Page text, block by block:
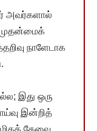
அவர்களால்
முதன்மைக்
நாளேடாக
இது ஒரு
இன்றித்
தேவை.